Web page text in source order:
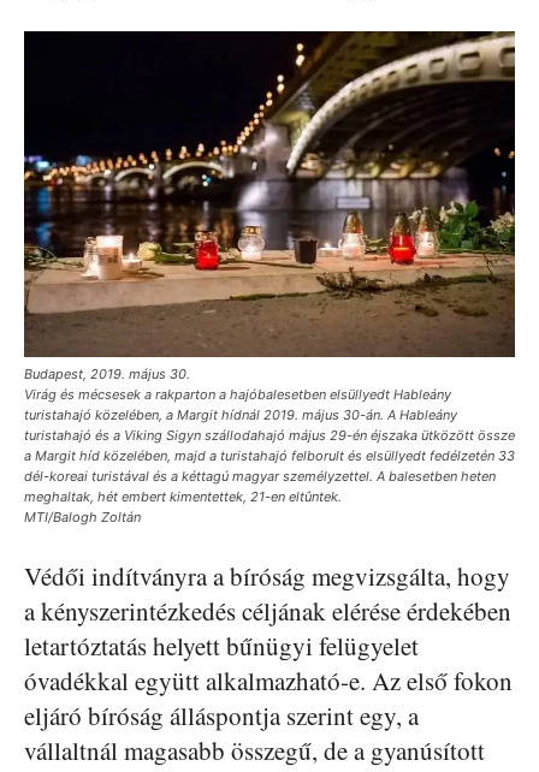
Budapest, 2019. május 30.
Virág és mécsesek a rakparton a hajóbalesetben elsüllyedt Hableány
turistahajó közelében, a Margit hídnál 2019. május 30-án. A Hableány
turistahajó és a Viking Sigyn szállodahajó május 29-én éjszaka ütközött össze
a Margit híd közelében, majd a turistahajó felborult és elsüllyedt fedélzetén 33
dél-koreai turistával és a kéttagú magyar személyzettel. A balesetben heten
meghaltak, hét embert kimentettek, 21-en eltûntek.
MTI/Balogh Zoltán
Védői indítványra a bíróság megvizsgálta, hogy
a kényszerintézkedés céljának elérése érdekében
letartóztatás helyett bűnügyi felügyelet
óvadékkal együtt alkalmazható-e. Az első fokon
eljáró bíróság álláspontja szerint egy, a
vállaltnál magasabb összegű, de a gyanúsított